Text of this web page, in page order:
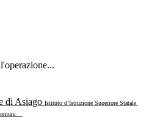
Istituto d’Istruzione Superiore Statale